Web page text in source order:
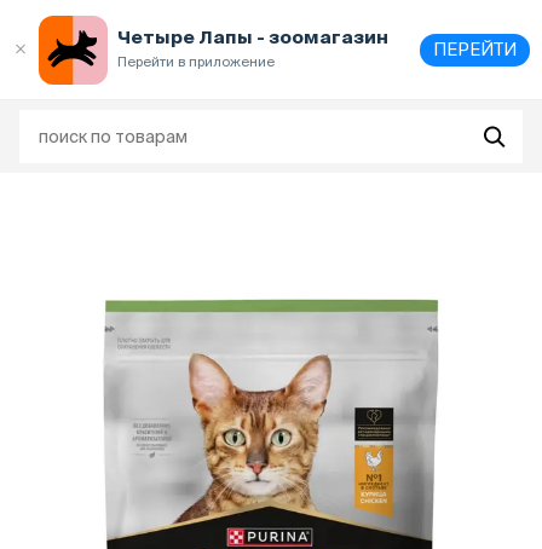
Четыре Лапы - зоомагазин
Перейти в приложение
ПЕРЕЙТИ